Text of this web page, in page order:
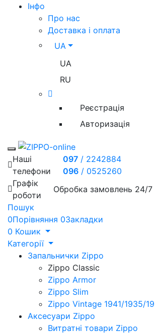
Iнфо
Про нас
Доставка і оплата
UA
UA
RU
Реєстрація
Авторизація
Toggle mobile menu
Наші
телефони
097 / 2242884
096 / 0525260
Графік
роботи
Обробка замовлень 24/7
Пошук
0Порівняння 0Закладки
0 Кошик
Категорії
Запальнички Zippo
Zippo Classic
Zippo Armor
Zippo Slim
Zippo Vintage 1941/1935/
Аксесуари Zippo
Витратні товари Zippo